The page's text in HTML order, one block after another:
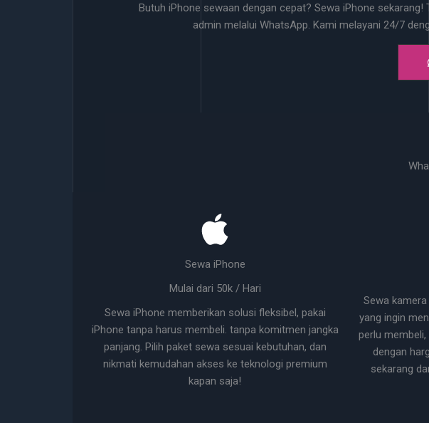
Butuh iPhone sewaan dengan cepat? Sewa iPhone
admin melalui WhatsApp. Kami melayani 24/7
Sewa iPhone
Mulai dari 50k / Hari
Sewa iPhone memberikan solusi fleksibel, pakai
iPhone tanpa harus membeli. tanpa komitmen jangka
panjang. Pilih paket sewa sesuai kebutuhan, dan
nikmati kemudahan akses ke teknologi premium
kapan saja!
Sewa
yang ingin
perlu
dengan
sekarang